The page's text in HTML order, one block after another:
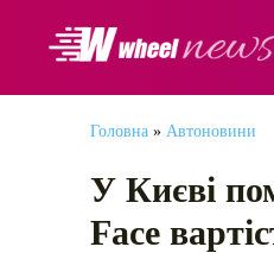
Головна » Автоновини
У Києві
Face